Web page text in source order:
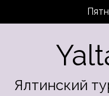
Ялтинский